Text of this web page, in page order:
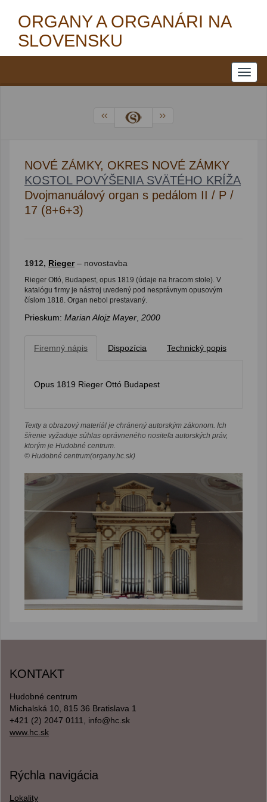
ORGANY A ORGANÁRI NA
SLOVENSKU
NOVÉ ZÁMKY, OKRES NOVÉ ZÁMKY
KOSTOL POVÝŠENIA SVÄTÉHO KRÍŽA
Dvojmanuálový organ s pedálom II / P /
17 (8+6+3)
1912, Rieger– novostavba
Rieger Ottó, Budapest, opus 1819 (údaje na hracom stole). V
katalógu firmy je nástroj uvedený pod nesprávnym opusovým
číslom 1818. Organ nebol prestavaný.
Prieskum: Marian Alojz Mayer 2000
Firemný nápis Dispozícia Technický popis
Opus 1819 Rieger Ottó Budapest
Texty a obrazový materiál je chránený autorským zákonom. Ich
šírenie vyžaduje súhlas oprávneného nositeľa autorských práv,
ktorým je Hudobné centrum.
© Hudobné centrum(organy.hc.sk)
KONTAKT
Hudobné centrum
Michalská 10, 815 36 Bratislava 1
+421 (2) 2047 0111, info@hc.sk
www.hc.sk
Rýchla navigácia
Lokality